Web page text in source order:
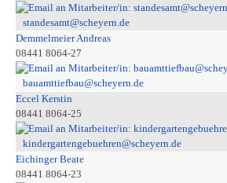
standesamt@scheyern.de
Demmelmeier Andreas
08441 8064-27
bauamttiefbau@scheyern.de
Eccel Kerstin
08441 8064-25
kindergartengebuehren@scheyern.de
Eichinger Beate
08441 8064-23